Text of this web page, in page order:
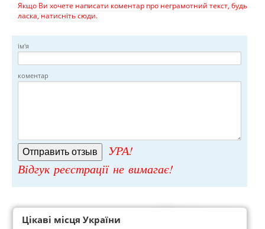
Якщо Ви хочете написати коментар про неграмотний текст, будь
ласка, натисніть сюди.
ім'я
коментар
УРА!
Відгук реєстрації не вимагає!
Цікаві місця України